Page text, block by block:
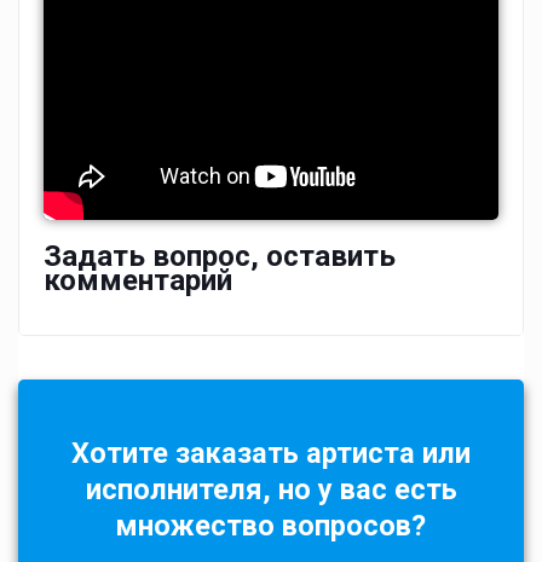
Задать вопрос, оставить
комментарий
Хотите заказать артиста или
исполнителя, но у вас есть
множество вопросов?